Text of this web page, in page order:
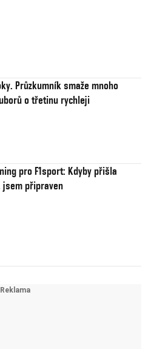
Průzkumník smaže mnoho
o třetinu rychleji
pro F1sport: Kdyby přišla
jsem připraven